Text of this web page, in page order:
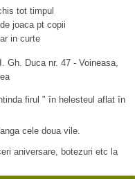
tot timpul
joaca pt copii
in curte
Gh. Duca nr. 47 -Voineasa,
firul " în helesteul aflat în
cele doua vile.
aniversare, botezuri etc la